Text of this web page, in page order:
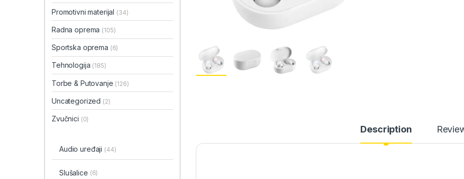
Description
Promotivni materijal (34)
Radna oprema (105)
Sportska oprema (6)
Tehnologija (185)
Torbe & Putovanje (126)
Uncategorized (2)
Zvučnici (0)
Audio uređaji (44)
Slušalice (6)